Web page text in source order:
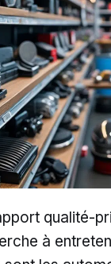
qualité-
à